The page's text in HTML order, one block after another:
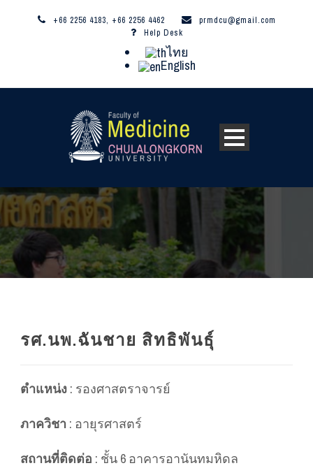
+66 2256 4183, +66 2256 4462
prmdcu@gmail.com
Help Desk
ไทย
English
รศ.นพ.ฉันชาย สิทธิพันธุ์
ตำแหน่ง : รองศาสตราจารย์
ภาควิชา : อายุรศาสตร์
สถานที่ติดต่อ : ชั้น 6 อาคารอานันทมหิดล